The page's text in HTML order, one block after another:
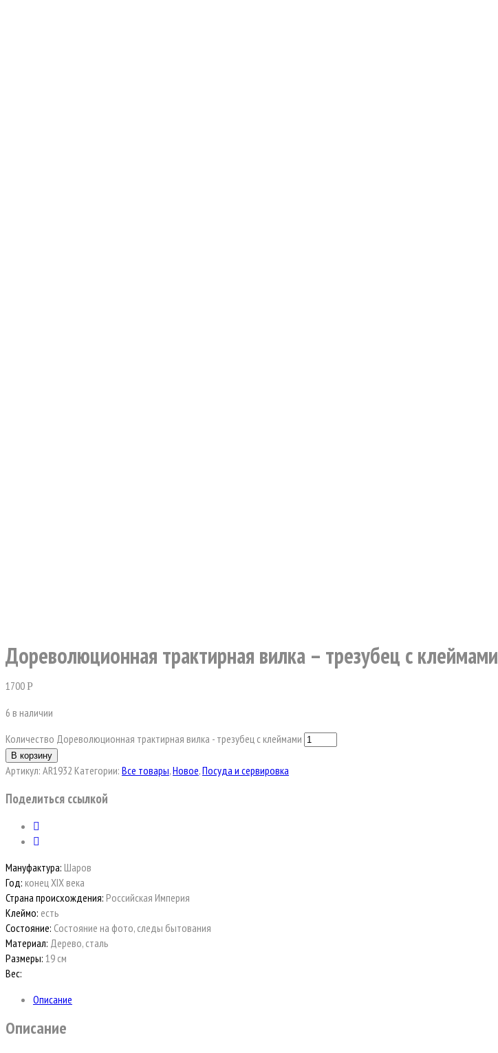
Дореволюционная трактирная вилка – трезубец с клеймами
1700Р
6 в наличии
Количество Дореволюционная трактирная вилка - трезубец с клеймами
В корзину
Артикул: AR1932 Категории: Все товары,Новое,Посуда и сервировка
Поделиться ссылкой
Мануфактура: Шаров
Год: конец XIX века
Страна происхождения: Российская Империя
Клеймо: есть
Состояние: Состояние на фото, следы бытования
Материал: Дерево, сталь
Размеры: 19 см
Вес:
Описание
Описание